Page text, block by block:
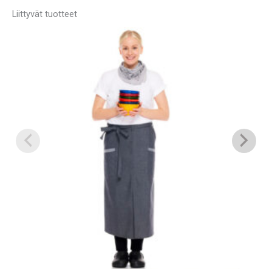
Liittyvät tuotteet